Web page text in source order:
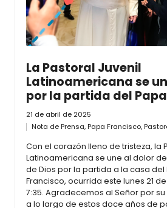
La Pastoral Juvenil
Latinoamericana se
por la partida del
21 de abril de 2025
Nota de Prensa,Papa Francisco,
Con el corazón lleno de tristeza, la
Latinoamericana se une al dolor
de Dios por la partida a la casa del
Francisco, ocurrida este lunes 21
7:35. Agradecemos al Señor por
a lo largo de estos doce años de